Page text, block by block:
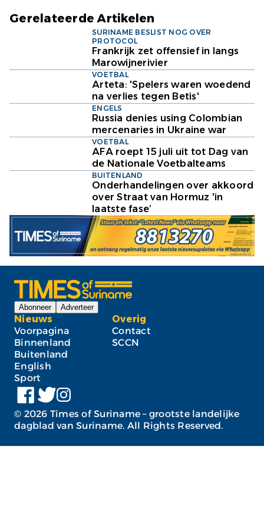
Gerelateerde Artikelen
SURINAME BESLIST NOG OVER
PROTOCOL
Frankrijk zet offensief in langs
Marowijnerivier
VOETBAL
Arteta: 'Spelers waren woedend
na verlies tegen Betis'
ENGELS
Russia denies using Colombian
mercenaries in Ukraine war
VOETBAL
AFA roept 15 juli uit tot Dag van
de Nationale Voetbalteams
BUITENLAND
Onderhandelingen over akkoord
over Straat van Hormuz 'in
laatste fase’
Abonneer Adverteer
Nieuws
Voorpagina
Binnenland
Buitenland
English
Sport
Overig
Contact
SCCN
© 2026 Times of Suriname – grootste landelijke
dagblad van Suriname. All Rights Reserved.